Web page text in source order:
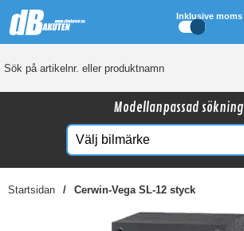
Inklusive moms
Modellanpassad sökning
Startsidan Cerwin-Vega SL-12 styck